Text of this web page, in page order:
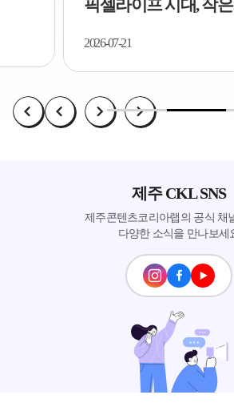
픽셀라이프 시대, 작은
2026-07-21
제주 CKL SNS
제주콘텐츠코리아랩의 공식 채
다양한 소식을 만나보세